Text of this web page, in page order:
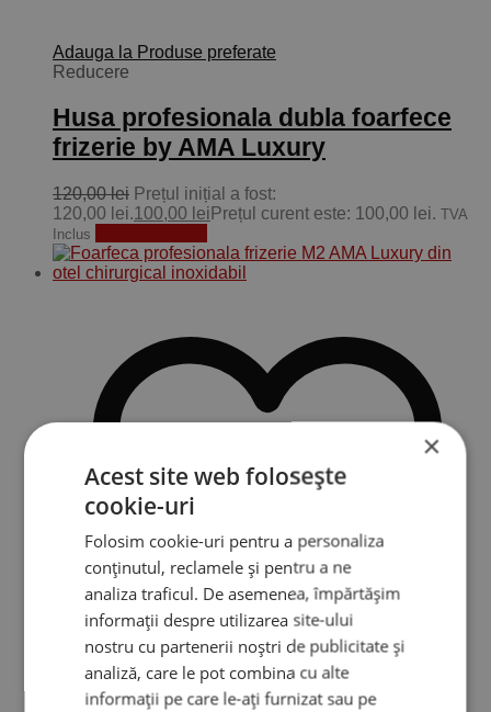
Adauga la Produse preferate
Reducere
Husa profesionala dubla foarfece
frizerie by AMA Luxury
120,00lei Prețul inițial a fost:
120,00 lei.100,00 lei Prețul curent este: 100,00 lei. TVA
Inclus
×
Acest site web folosește
cookie-uri
Folosim cookie-uri pentru a personaliza
conținutul, reclamele și pentru a ne
analiza traficul. De asemenea, împărtășim
informații despre utilizarea site-ului
nostru cu partenerii noștri de publicitate și
analiză, care le pot combina cu alte
informații pe care le-ați furnizat sau pe